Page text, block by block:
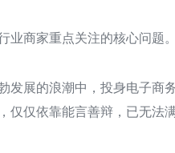
业商家重点关注的核心问题
发展的浪潮中，投身电子商
仅仅依靠能言善辩，已无法